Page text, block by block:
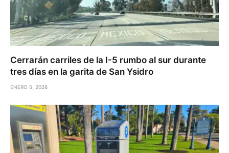
Cerrarán carriles de la I-5 rumbo al sur durante
tres días en la garita de San Ysidro
ENERO 5, 2026